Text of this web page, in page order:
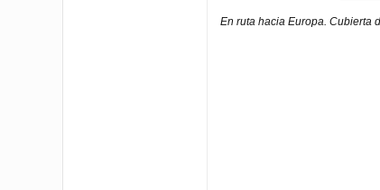
En ruta hacia Europa. Cubierta